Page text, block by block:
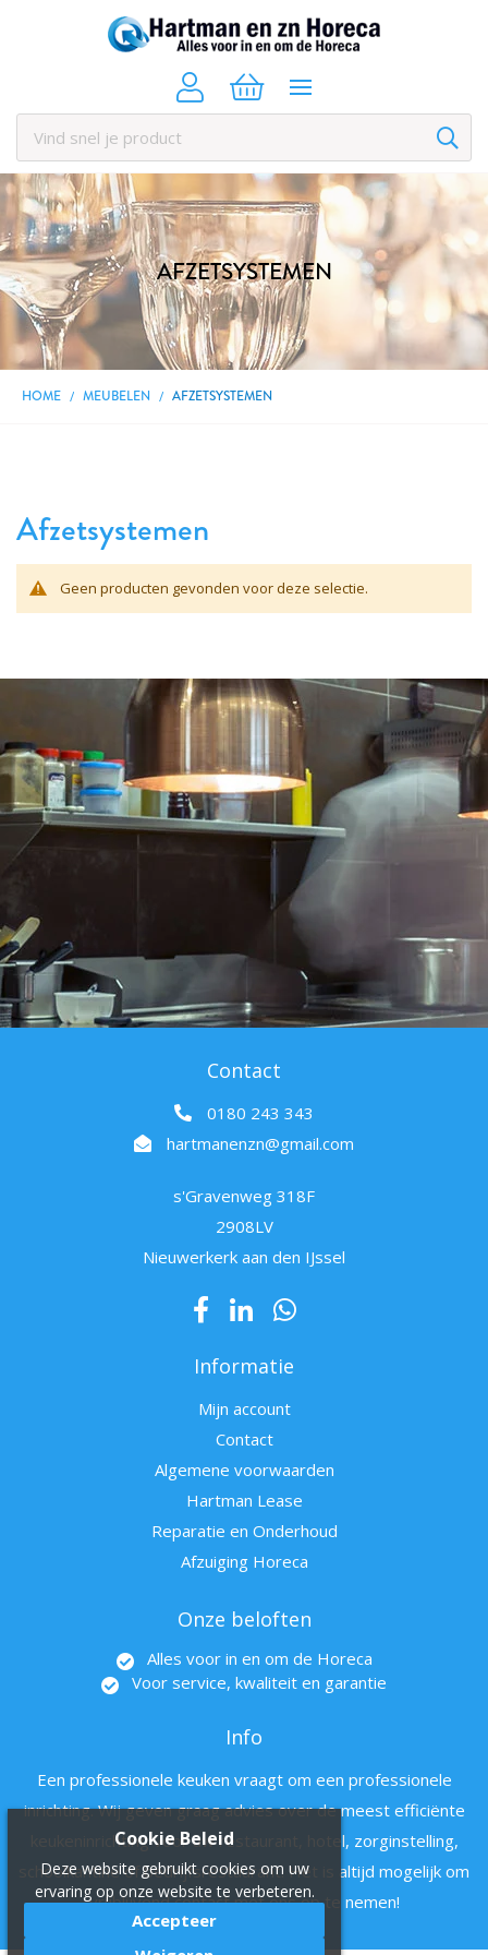
AFZETSYSTEMEN
HOME MEUBELEN AFZETSYSTEMEN
Afzetsystemen
Geen producten gevonden voor deze selectie.
Contact
0180 243 343
hartmanenzn@gmail.com
s'Gravenweg 318F
2908LV
Nieuwerkerk aan den IJssel
Informatie
Mijn account
Contact
Algemene voorwaarden
Hartman Lease
Reparatie en Onderhoud
Afzuiging Horeca
Onze beloften
Alles voor in en om de Horeca
Voor service, kwaliteit en garantie
Info
Een professionele keuken vraagt om een professionele
inrichting. Wij geven graag advies over de meest efficiënte
keukeninrichting voor uw restaurant, hotel, zorginstelling,
schoolkantine of bedrijfsrestaurant. Het is altijd mogelijk om
vrijblijvend contact met ons op te nemen!
Cookie Beleid
Deze website gebruikt cookies om uw
ervaring op onze website te verbeteren.
Accepteer